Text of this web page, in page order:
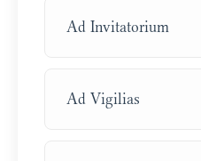
Ad Invitatorium
Ad Vigilias